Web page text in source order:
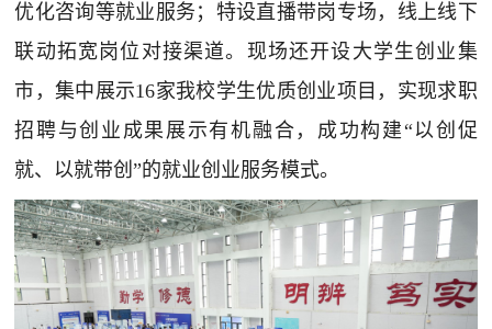
优化咨询等就业服务；特设直播带岗专场，线上线下
联动拓宽岗位对接渠道。现场还开设大学生创业集
市，集中展示16家我校学生优质创业项目，实现求职
招聘与创业成果展示有机融合，成功构建“以创促
就、以就带创”的就业创业服务模式。